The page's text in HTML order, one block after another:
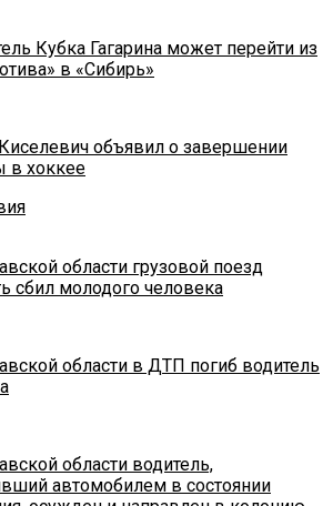
Кубка Гагарина может перейти из
в «Сибирь»
объявил о завершении
в хоккее
области грузовой поезд
сбил молодого человека
области в ДТП погиб водитель
области водитель,
автомобилем в состоянии